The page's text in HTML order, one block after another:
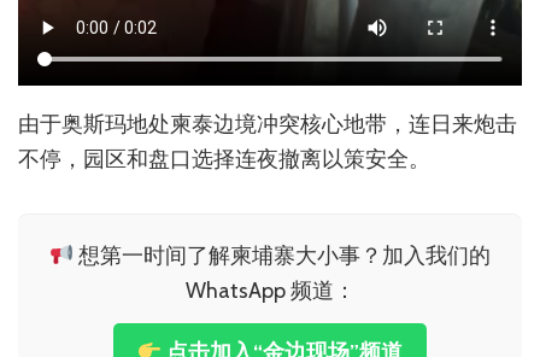
由于奥斯玛地处柬泰边境冲突核心地带，连日来炮击
不停，园区和盘口选择连夜撤离以策安全。
想第一时间了解柬埔寨大小事？加入我们的
WhatsApp 频道：